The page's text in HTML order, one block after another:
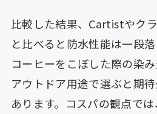
比較した結果、Cartistやク
と比べると防水性能は一段
コーヒーをこぼした際の染み
アウトドア用途で選ぶと期
あります。コスパの観点で